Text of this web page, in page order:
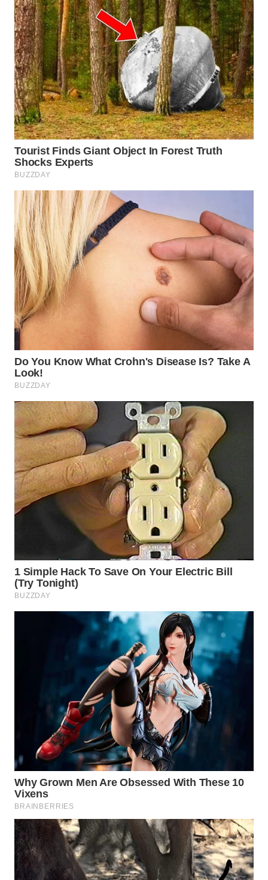
WN
NATUNA
WN
BINTAN
WN
MANDALIKA
WN
LIKUPANG
WN
LABUANBAJO
WN
BORNEO
Wahana
Media
Group
WAHANA
TANI
WAHANA
ADVOKAT
WAHANA
INFRASTRUKTUR
WAHANA
LISTRIK
WAHANANEWS
WAHANANEWS
CO ID
WAHANANEWS
NET
WAHANA
SPORT
WAHANA